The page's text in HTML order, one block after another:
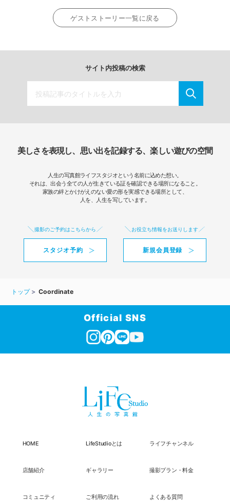
ゲストストーリー一覧に戻る
サイト内投稿の検索
美しさを表現し、思い出を記録する、楽しい遊びの空間
人生の写真館ライフスタジオという名前に込めた想い。
それは、出会う全ての人が生きている証を確認できる場所になること。
家族の絆とかけがえのない愛の形を実感できる場所として、
人を、人生を写しています。
撮影のご予約はこちらから
スタジオ予約
お役立ち情報をお送りします
新規会員登録
トップ Coordinate
Official SNS
HOME LifeStudioとは ライフチャンネル
店舗紹介 ギャラリー 撮影プラン・料金
コミュニティ ご利用の流れ よくある質問